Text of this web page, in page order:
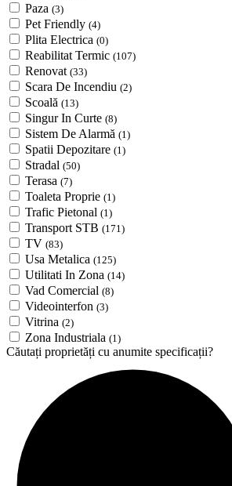
Paza (3)
Pet Friendly (4)
Plita Electrica (0)
Reabilitat Termic (107)
Renovat (33)
Scara De Incendiu (2)
Scoală (13)
Singur In Curte (8)
Sistem De Alarmă (1)
Spatii Depozitare (1)
Stradal (50)
Terasa (7)
Toaleta Proprie (1)
Trafic Pietonal (1)
Transport STB (171)
TV (83)
Usa Metalica (125)
Utilitati In Zona (14)
Vad Comercial (8)
Videointerfon (3)
Vitrina (2)
Zona Industriala (1)
Căutați proprietăți cu anumite specificații?